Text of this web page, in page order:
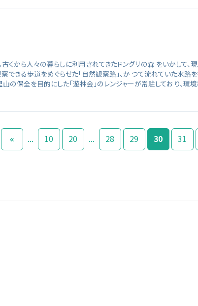
から人々の暮らしに利用されてきたドングリの森 をいかして
る歩道をめぐらせた「自然観察路」、か つて流れていた水路
山の保全を目的にした「遊林会」のレンジャーが常駐してお り、
« ... 10 20 ... 28 29 30 31